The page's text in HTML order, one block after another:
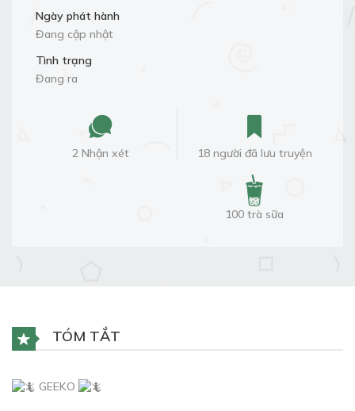
Ngày phát hành
Đang cập nhật
Tình trạng
Đang ra
2 Nhận xét 18 người đã lưu truyện
100 trà sữa
TÓM TẮT
GEEKO